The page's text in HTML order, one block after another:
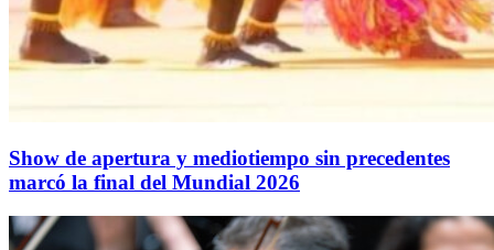
Show de apertura y mediotiempo sin precedentes
marcó la final del Mundial 2026